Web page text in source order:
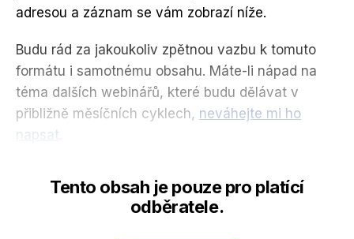
adresou a záznam se vám zobrazí níže.
Budu rád za jakoukoliv zpětnou vazbu k tomuto
formátu i samotnému obsahu. Máte-li nápad na
téma dalších webinářů, které budu dělávat v
přibližně měsíčních cyklech, neváhejte mi ho
napsat
Tento obsah je pouze pro platící
odběratele.